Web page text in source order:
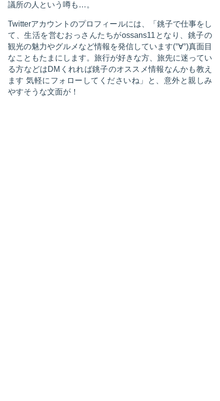
議所の人という噂も…。
Twitterアカウントのプロフィールには、「銚子で仕事をし
て、生活を営むおっさんたちがossans11となり、銚子の
観光の魅力やグルメなど情報を発信しています(°∀°)真面目
なこともたまにします。旅行が好きな方、旅先に迷ってい
る方などはDMくれれば銚子のオススメ情報なんかも教え
ます 気軽にフォローしてくださいね」と、意外と親しみ
やすそうな文面が！